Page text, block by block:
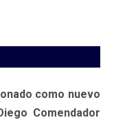
como nuevo
Comendador